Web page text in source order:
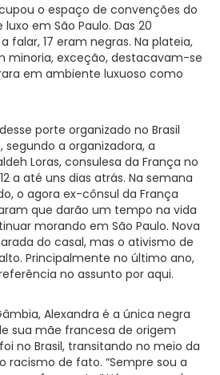
o espaço de convenções do
em São Paulo. Das 20
falar, 17 eram negras. Na plateia,
minoria, exceção, destacavam-se
em ambiente luxuoso como
porte organizado no Brasil
segundo a organizadora, a
Loras, consulesa da França no
a até uns dias atrás. Na semana
o agora ex-cônsul da França
que darão um tempo na vida
morando em São Paulo. Nova
do casal, mas o ativismo de
Principalmente no último ano,
no assunto por aqui.
Alexandra é a única negra
sua mãe francesa de origem
no Brasil, transitando no meio da
racismo de fato. “Sempre sou a